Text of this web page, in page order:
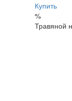
Купить
%
Травяной